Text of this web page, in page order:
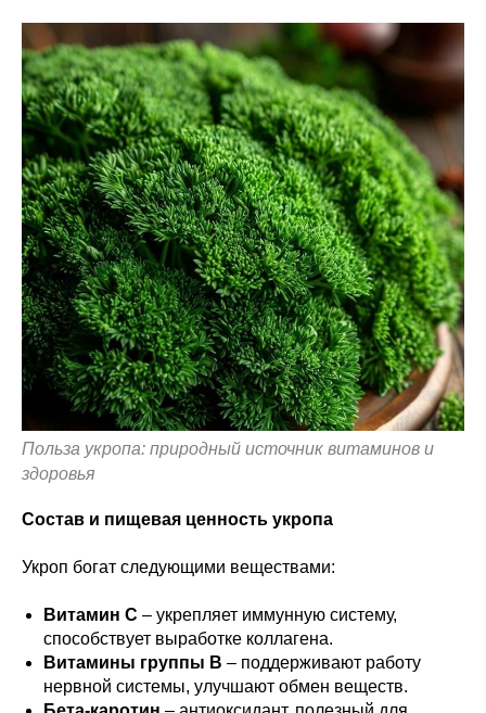
Польза укропа: природный источник витаминов и
здоровья
Состав и пищевая ценность укропа
Укроп богат следующими веществами:
Витамин C – укрепляет иммунную систему,
способствует выработке коллагена.
Витамины группы B – поддерживают работу
нервной системы, улучшают обмен веществ.